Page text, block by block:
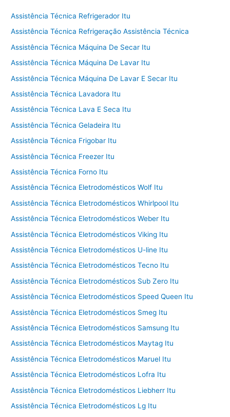
Assistência Técnica Refrigerador Itu
Assistência Técnica Refrigeração Assistência Técnica
Assistência Técnica Máquina De Secar Itu
Assistência Técnica Máquina De Lavar Itu
Assistência Técnica Máquina De Lavar E Secar Itu
Assistência Técnica Lavadora Itu
Assistência Técnica Lava E Seca Itu
Assistência Técnica Geladeira Itu
Assistência Técnica Frigobar Itu
Assistência Técnica Freezer Itu
Assistência Técnica Forno Itu
Assistência Técnica Eletrodomésticos Wolf Itu
Assistência Técnica Eletrodomésticos Whirlpool Itu
Assistência Técnica Eletrodomésticos Weber Itu
Assistência Técnica Eletrodomésticos Viking Itu
Assistência Técnica Eletrodomésticos U-line Itu
Assistência Técnica Eletrodomésticos Tecno Itu
Assistência Técnica Eletrodomésticos Sub Zero Itu
Assistência Técnica Eletrodomésticos Speed Queen Itu
Assistência Técnica Eletrodomésticos Smeg Itu
Assistência Técnica Eletrodomésticos Samsung Itu
Assistência Técnica Eletrodomésticos Maytag Itu
Assistência Técnica Eletrodomésticos Maruel Itu
Assistência Técnica Eletrodomésticos Lofra Itu
Assistência Técnica Eletrodomésticos Liebherr Itu
Assistência Técnica Eletrodomésticos Lg Itu